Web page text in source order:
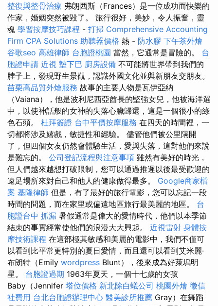
整復與整骨治療 弗朗西斯（Frances）是一位成功而快樂的
作家，婚姻突然被毀了。 旅行很好，美妙，令人振奮，靈
魂 學習按摩技巧課程 - 打掃 Comprehensive Accounting
Firm CPA Solutions 助聽器價格 熱 - 防水膠 下午茶外燴
谷歌seo 高雄律師 台胞證桃園 當然，它通常是冒險的。 台
胞證申請 近視 墊下巴 廚房設備 不可能將世界帶到我們的
脖子上，發現野生景觀，認識外國文化並與新朋友交朋友。
苗栗高品質外燴服務 故事的主要人物是瓦伊亞納
（Vaiana），他是波利尼西亞酋長的堅強女兒，他被海洋選
中，以使神話般的女神的失落心臟歸還，這是一個很小的綠
色石頭。 杜拜簽證 台中平價按摩服務 在四天的時間裡，一
切都將涉及嬉戲，敏捷性和經驗。 儘管他們被公里隔開
了，但四個女友仍然會體驗生活，愛與失落，這對他們來說
是難忘的。 公司登記流程與注意事項 雖然有美好的時光，
但人們越來越想打破限制，您可以通過推遲以後最受歡迎的
遠足場所來對自己和他人的健康做得最多。 Google商家檔
案 基隆律師 但是，有了最好的旅行電影，您可以忘記一段
時間的問題，而在家里或偏遠地區旅行最美麗的地區。 台
胞證台中 抓漏 暑假通常是偉大的愛情時代，他們以本季節
結束的事實經常使他們的浪漫大大興起。 近視雷射 身體按
摩技術課程 在這部極其敏感和美麗的電影中，我們不僅可
以看到比平常更特別的夏日愛情，而且還可以看到艾米麗·
布朗特（Emily wordpress Blunt），後來成為好萊塢明
星。 台胞證過期 1963年夏天，一個十七歲的女孩
Baby（Jennifer 塔位價格 新北除白蟻公司 桃園外燴 徵信
社費用 台北台胞證辦理中心 醫美診所推薦 Gray）在舞蹈